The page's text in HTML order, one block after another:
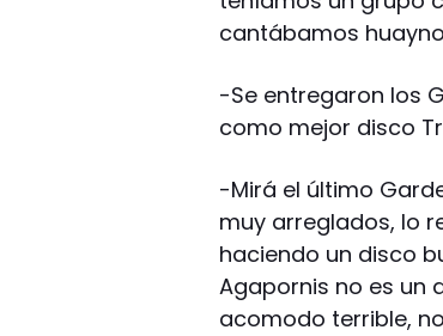
cantábamos
-Se entregaron los
como mejor disco
-Mirá el último
muy arreglados, lo
haciendo un disco
Agapornis no es un
acomodo terrible,